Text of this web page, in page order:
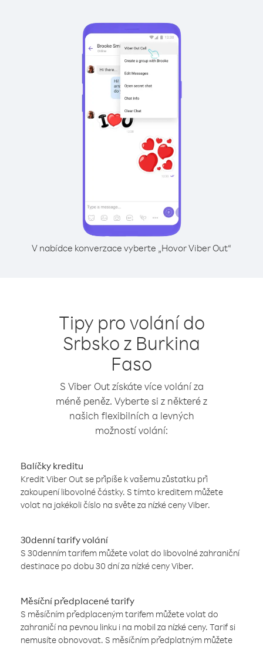
V nabídce konverzace vyberte „Hovor Viber Out“
Tipy pro volání do
Srbsko z Burkina
Faso
S Viber Out získáte více volání za
méně peněz. Vyberte si z některé z
našich flexibilních a levných
možností volání:
Balíčky kreditu
Kredit Viber Out se připíše k vašemu zůstatku při
zakoupení libovolné částky. S tímto kreditem můžete
volat na jakékoli číslo na světe za nízké ceny Viber.
30denní tarify volání
S 30denním tarifem můžete volat do libovolné zahraniční
destinace po dobu 30 dní za nízké ceny Viber.
Měsíční předplacené tarify
S měsíčním předplaceným tarifem můžete volat do
zahraničí na pevnou linku i na mobil za nízké ceny. Tarif si
nemusíte obnovovat. S měsíčním předplatným můžete